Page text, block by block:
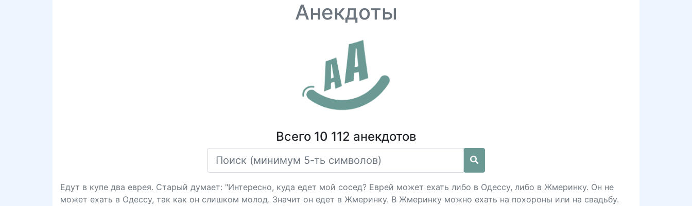
Анекдоты
Всего 10 112 анекдотов
Едут в купе два еврея. Старый думает: "Интересно, куда едет мой сосед? Еврей может ехать либо в Одессу, либо в Жмеринку. Он не
может ехать в Одессу, так как он слишком молод. Значит он едет в Жмеринку. В Жмеринку можно ехать на похороны или на свадьбу.